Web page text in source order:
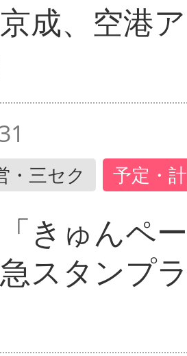
成、空港
・三セク 予定・
きゅんペ
スタンプ